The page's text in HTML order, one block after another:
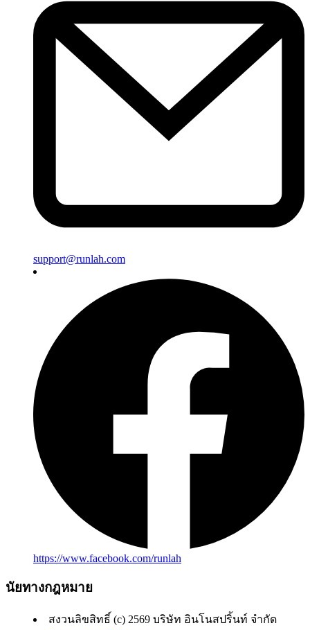
support@runlah.com
https://www.facebook.com/runlah
นัยทางกฎหมาย
สงวนลิขสิทธิ์ (c) 2569 บริษัท อินโนสปริ้นท์ จำกัด